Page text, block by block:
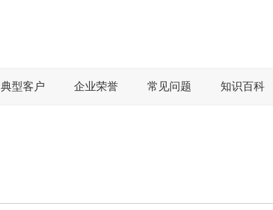
典型客户 企业荣誉 常见问题 知识百科